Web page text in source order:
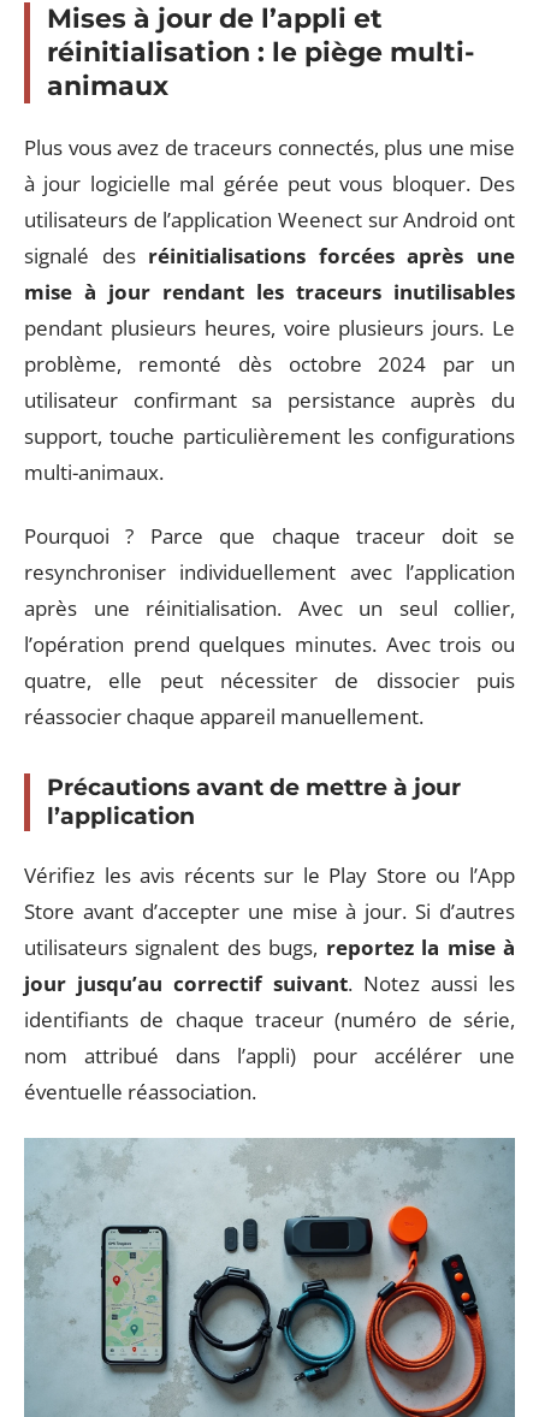
Mises à jour de l’appli et
réinitialisation : le piège multi-
animaux
Plus vous avez de traceurs connectés, plus une mise
à jour logicielle mal gérée peut vous bloquer. Des
utilisateurs de l’application Weenect sur Android ont
signalé des réinitialisations forcées après une
mise à jour rendant les traceurs inutilisables
pendant plusieurs heures, voire plusieurs jours. Le
problème, remonté dès octobre 2024 par un
utilisateur confirmant sa persistance auprès du
support, touche particulièrement les configurations
multi-animaux.
Pourquoi ? Parce que chaque traceur doit se
resynchroniser individuellement avec l’application
après une réinitialisation. Avec un seul collier,
l’opération prend quelques minutes. Avec trois ou
quatre, elle peut nécessiter de dissocier puis
réassocier chaque appareil manuellement.
Précautions avant de mettre à jour
l’application
Vérifiez les avis récents sur le Play Store ou l’App
Store avant d’accepter une mise à jour. Si d’autres
utilisateurs signalent des bugs, reportez la mise à
jour jusqu’au correctif suivant. Notez aussi les
identifiants de chaque traceur (numéro de série,
nom attribué dans l’appli) pour accélérer une
éventuelle réassociation.